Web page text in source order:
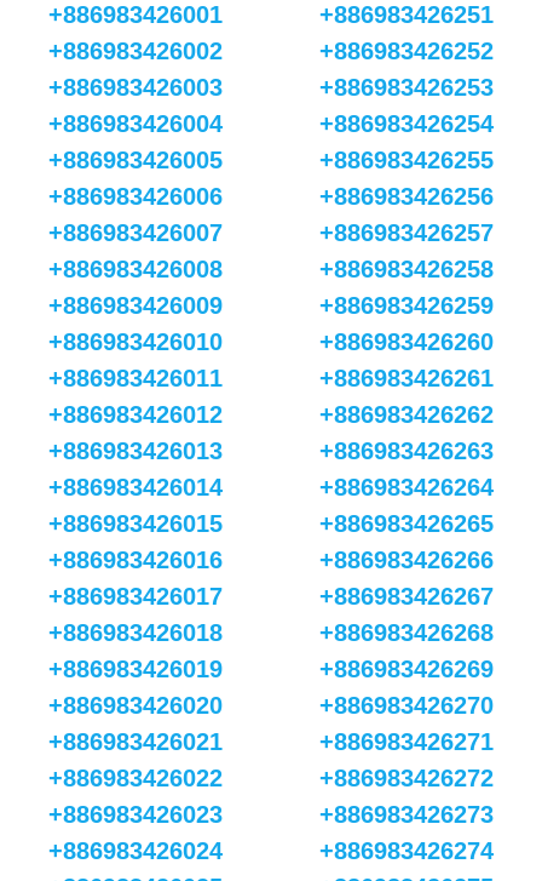
+886983426001
+886983426002
+886983426003
+886983426004
+886983426005
+886983426006
+886983426007
+886983426008
+886983426009
+886983426010
+886983426011
+886983426012
+886983426013
+886983426014
+886983426015
+886983426016
+886983426017
+886983426018
+886983426019
+886983426020
+886983426021
+886983426022
+886983426023
+886983426024
+886983426251
+886983426252
+886983426253
+886983426254
+886983426255
+886983426256
+886983426257
+886983426258
+886983426259
+886983426260
+886983426261
+886983426262
+886983426263
+886983426264
+886983426265
+886983426266
+886983426267
+886983426268
+886983426269
+886983426270
+886983426271
+886983426272
+886983426273
+886983426274